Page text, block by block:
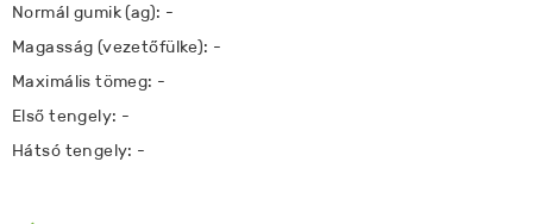
Normál gumik (ag): -
Magasság (vezetőfülke): -
Maximális tömeg: -
Első tengely: -
Hátsó tengely: -